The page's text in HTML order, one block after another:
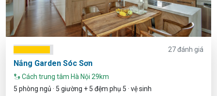
27 đánh giá
Nắng Garden Sóc Sơn
Cách trung tâm Hà Nội 29km
5 phòng ngủ · 5 giường + 5 đệm phụ 5 · vệ sinh